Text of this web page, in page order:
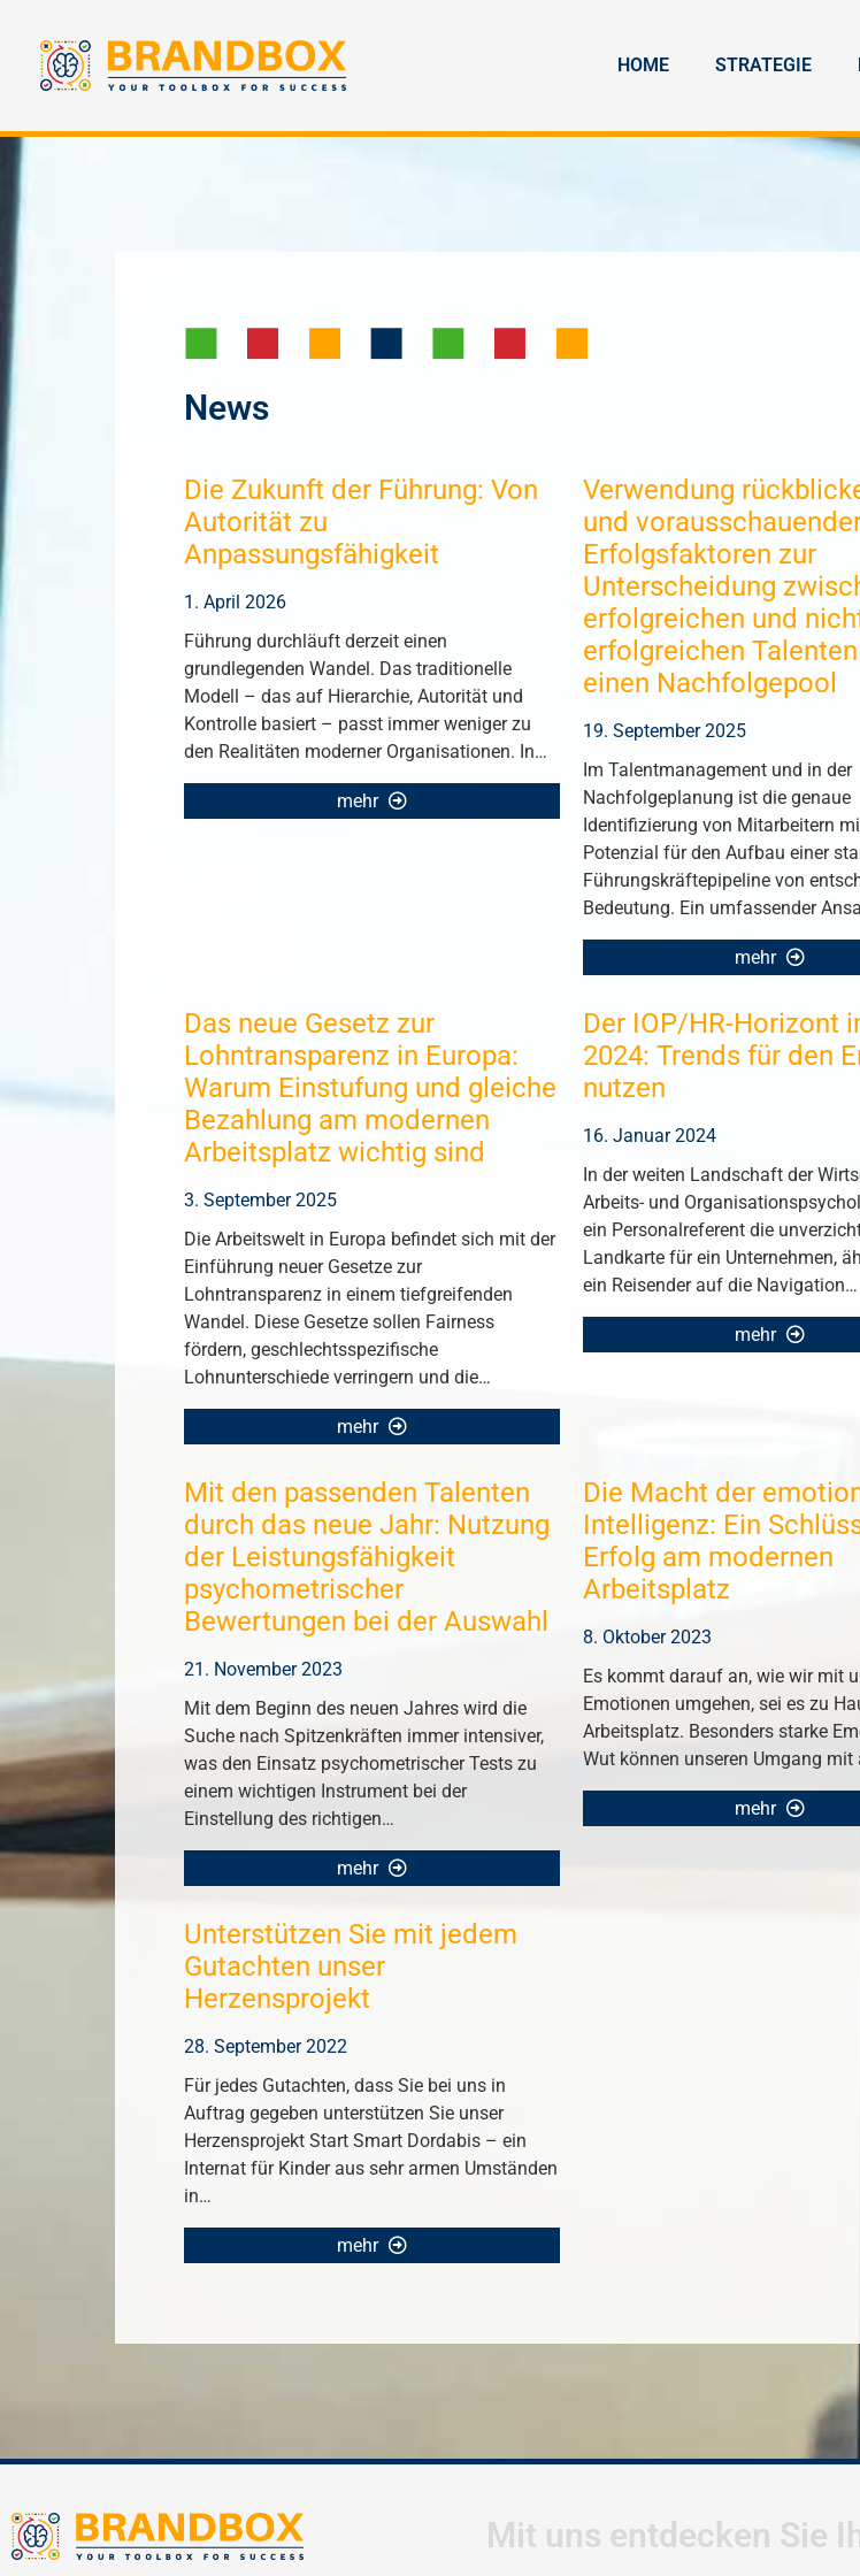
HOME STRATEGIE
News
Die Zukunft der Führung: Von
Autorität zu
Anpassungsfähigkeit
1. April 2026
Führung durchläuft derzeit einen
grundlegenden Wandel. Das traditionelle
Modell – das auf Hierarchie, Autorität und
Kontrolle basiert – passt immer weniger zu
den Realitäten moderner Organisationen. In…
mehr
Verwendung
und
Erfolgsfaktoren zur
Unterscheidung
erfolgreichen und
erfolgreichen
einen Nachfolgepool
19. September 2025
Im Talentmanagement und in der
Nachfolgeplanung ist die genaue
Identifizierung von Mitarbeitern
Potenzial für den Aufbau einer
Führungskräftepipeline von
Bedeutung. Ein umfassender
mehr
Das neue Gesetz zur
Lohntransparenz in Europa:
Warum Einstufung und gleiche
Bezahlung am modernen
Arbeitsplatz wichtig sind
3. September 2025
Die Arbeitswelt in Europa befindet sich mit der
Einführung neuer Gesetze zur
Lohntransparenz in einem tiefgreifenden
Wandel. Diese Gesetze sollen Fairness
fördern, geschlechtsspezifische
Lohnunterschiede verringern und die…
mehr
Der IOP/HR-Horizont
2024: Trends für den
nutzen
16. Januar 2024
In der weiten Landschaft der
Arbeits- und
ein Personalreferent die
Landkarte für ein Unternehmen,
ein Reisender auf die Navigation…
mehr
Mit den passenden Talenten
durch das neue Jahr: Nutzung
der Leistungsfähigkeit
psychometrischer
Bewertungen bei der Auswahl
21. November 2023
Mit dem Beginn des neuen Jahres wird die
Suche nach Spitzenkräften immer intensiver,
was den Einsatz psychometrischer Tests zu
einem wichtigen Instrument bei der
Einstellung des richtigen…
mehr
Die Macht der
Intelligenz: Ein
Erfolg am modernen
Arbeitsplatz
8. Oktober 2023
Es kommt darauf an, wie wir mit
Emotionen umgehen, sei es zu
Arbeitsplatz. Besonders starke
Wut können unseren Umgang mit
mehr
Unterstützen Sie mit jedem
Gutachten unser
Herzensprojekt
28. September 2022
Für jedes Gutachten, dass Sie bei uns in
Auftrag gegeben unterstützen Sie unser
Herzensprojekt Start Smart Dordabis – ein
Internat für Kinder aus sehr armen Umständen
in…
mehr
Mit uns entdecken Sie